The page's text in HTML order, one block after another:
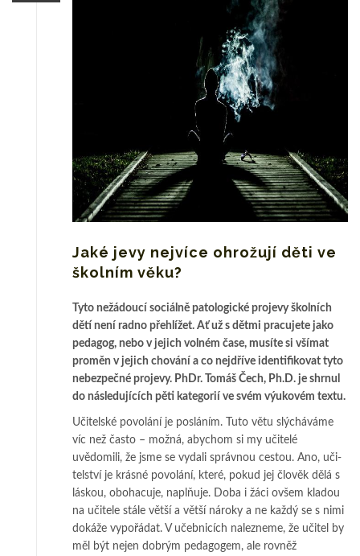
Jaké jevy nejvíce ohrožují děti ve
školním věku?
Tyto nežádoucí sociálně patologické projevy školních
dětí není radno přehlížet. Ať už s dětmi pracujete jako
pedagog, nebo v jejich volném čase, musíte si všímat
proměn v jejich chování a co nejdříve identifikovat tyto
nebezpečné projevy. PhDr. Tomáš Čech, Ph.D. je shrnul
do následujících pěti kategorií ve svém výukovém textu.
Učitelské povolání je posláním. Tuto větu slýcháváme
víc než často – mož­ná, aby­­chom si my učitelé
uvědomili, že jsme se vydali správnou cestou. Ano, uči­­­
tel­ství je krásné povolání, které, pokud jej člověk dělá s
láskou, obohacuje, na­­plňuje. Do­ba i žá­ci ovšem kladou
na učitele stále větší a větší nároky a ne kaž­­dý se s nimi
do­káže vy­pořádat. V učebnicích nalezneme, že učitel by
měl být ne­­jen dobrým pe­da­gogem, ale rovněž